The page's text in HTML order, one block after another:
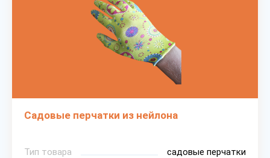
Садовые перчатки из нейлона
Тип товара
садовые перчатки